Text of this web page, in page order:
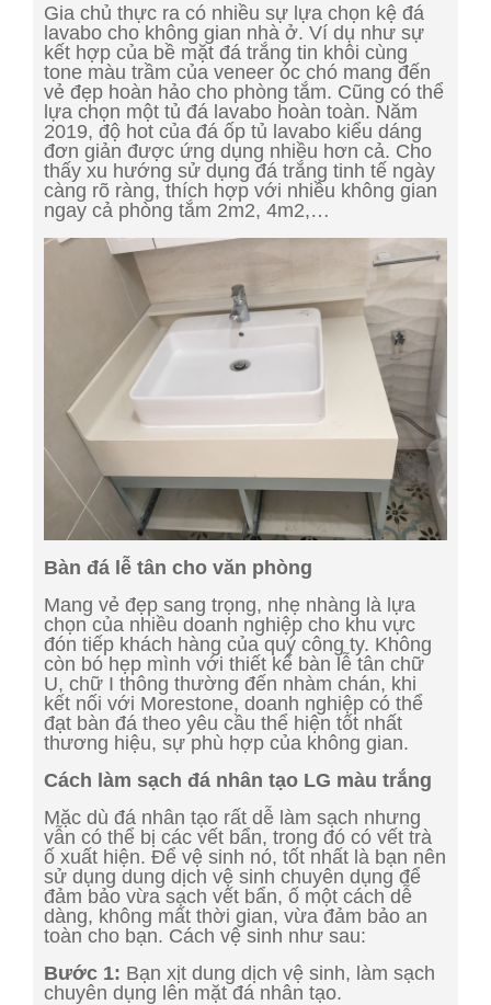
Gia chủ thực ra có nhiều sự lựa chọn kệ đá
lavabo cho không gian nhà ở. Ví dụ như sự
kết hợp của bề mặt đá trắng tin khôi cùng
tone màu trầm của veneer óc chó mang đến
vẻ đẹp hoàn hảo cho phòng tắm. Cũng có thể
lựa chọn một tủ đá lavabo hoàn toàn. Năm
2019, độ hot của đá ốp tủ lavabo kiểu dáng
đơn giản được ứng dụng nhiều hơn cả. Cho
thấy xu hướng sử dụng đá trắng tinh tế ngày
càng rõ ràng, thích hợp với nhiều không gian
ngay cả phòng tắm 2m2, 4m2,…
Bàn đá lễ tân cho văn phòng
Mang vẻ đẹp sang trọng, nhẹ nhàng là lựa
chọn của nhiều doanh nghiệp cho khu vực
đón tiếp khách hàng của quý công ty. Không
còn bó hẹp mình với thiết kế bàn lễ tân chữ
U, chữ I thông thường đến nhàm chán, khi
kết nối với Morestone, doanh nghiệp có thể
đạt bàn đá theo yêu cầu thể hiện tốt nhất
thương hiệu, sự phù hợp của không gian.
Cách làm sạch đá nhân tạo LG màu trắng
Mặc dù đá nhân tạo rất dễ làm sạch nhưng
vẫn có thể bị các vết bẩn, trong đó có vết trà
ố xuất hiện. Để vệ sinh nó, tốt nhất là bạn nên
sử dụng dung dịch vệ sinh chuyên dụng để
đảm bảo vừa sạch vết bẩn, ố một cách dễ
dàng, không mất thời gian, vừa đảm bảo an
toàn cho bạn. Cách vệ sinh như sau:
Bước 1: Bạn xịt dung dịch vệ sinh, làm sạch
chuyên dụng lên mặt đá nhân tạo.